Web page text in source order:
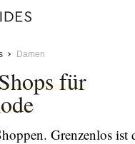
Damen
für
Grenzenlos